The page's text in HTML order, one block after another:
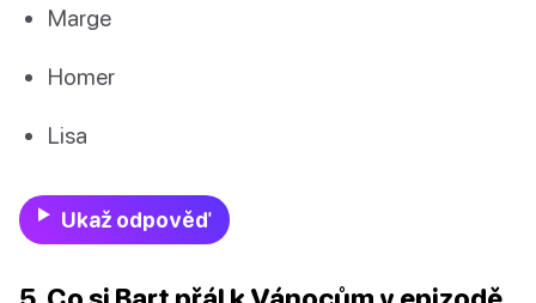
Marge
Homer
Lisa
Ukaž odpověď